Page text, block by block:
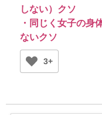
しない）クソ
・同じく女子の身
ないクソ
3+